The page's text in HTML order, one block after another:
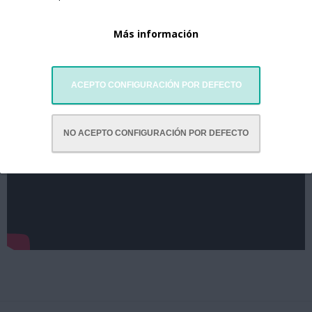
Más información
ACEPTO CONFIGURACIÓN POR DEFECTO
NO ACEPTO CONFIGURACIÓN POR DEFECTO
mercado y sus necesidades, estando al día de las innovaciones